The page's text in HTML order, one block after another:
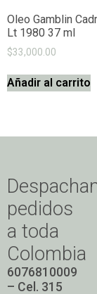
Oleo Gamblin
Lt 1980 37 ml
$33,000.00
Añadir al carrito
pedidos
a toda
Colombia
6076810009
– Cel. 315